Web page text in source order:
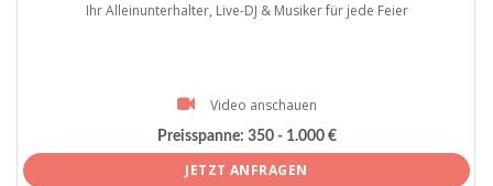
Ihr Alleinunterhalter, Live-DJ & Musiker für jede Feier
Video anschauen
Preisspanne: 350 - 1.000 €
JETZT ANFRAGEN